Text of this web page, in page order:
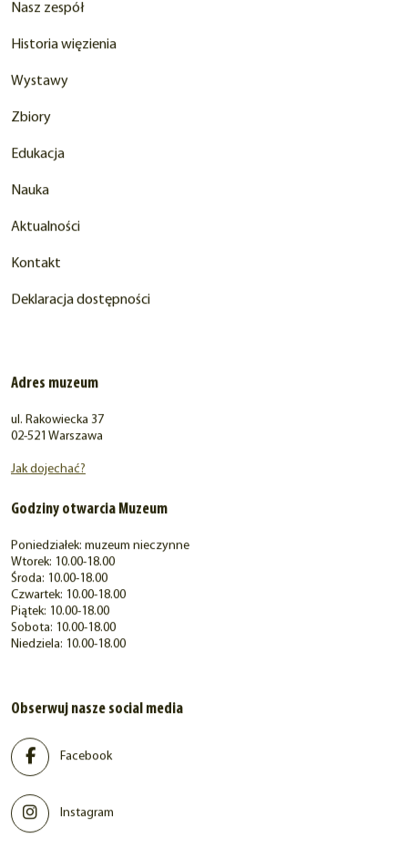
Nasz zespół
Historia więzienia
Wystawy
Zbiory
Edukacja
Nauka
Aktualności
Kontakt
Deklaracja dostępności
Adres muzeum
ul. Rakowiecka 37
02-521 Warszawa
Jak dojechać?
Godziny otwarcia Muzeum
Poniedziałek: muzeum nieczynne
Wtorek: 10.00-18.00
Środa: 10.00-18.00
Czwartek: 10.00-18.00
Piątek: 10.00-18.00
Sobota: 10.00-18.00
Niedziela: 10.00-18.00
Obserwuj nasze social media
Facebook
Instagram